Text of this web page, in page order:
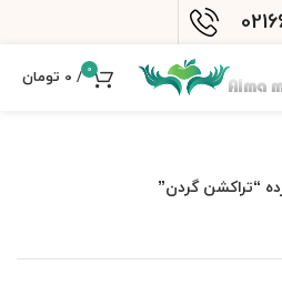
0
/
0 تومان
“تراکشن گردن”